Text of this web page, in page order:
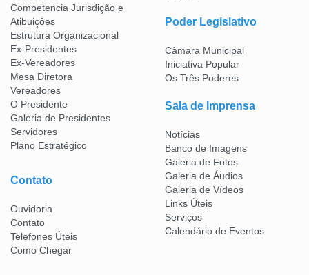
Competencia Jurisdição e
Atibuiçôes
Estrutura Organizacional
Ex-Presidentes
Ex-Vereadores
Mesa Diretora
Vereadores
O Presidente
Galeria de Presidentes
Servidores
Plano Estratégico
Contato
Ouvidoria
Contato
Telefones Úteis
Como Chegar
Poder Legislativo
Câmara Municipal
Iniciativa Popular
Os Três Poderes
Sala de Imprensa
Notícias
Banco de Imagens
Galeria de Fotos
Galeria de Áudios
Galeria de Vídeos
Links Úteis
Serviços
Calendário de Eventos